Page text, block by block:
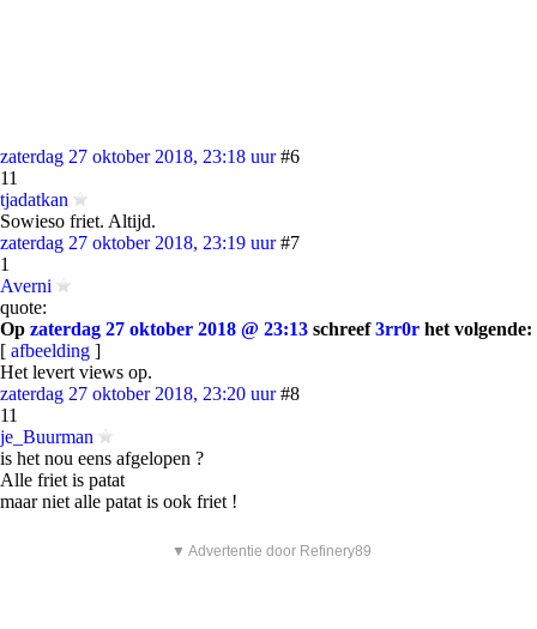
zaterdag 27 oktober 2018, 23:18 uur #6
11
tjadatkan
Sowieso friet. Altijd.
zaterdag 27 oktober 2018, 23:19 uur #7
1
Averni
quote:
Op zaterdag 27 oktober 2018 @ 23:13 schreef3rr0r het volgende:
[ afbeelding ]
Het levert views op.
zaterdag 27 oktober 2018, 23:20 uur #8
11
je_Buurman
is het nou eens afgelopen ?
Alle friet is patat
maar niet alle patat is ook friet !
▼ Advertentie door Refinery89